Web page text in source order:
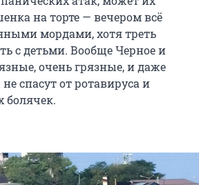
на торте — вечером всё
мордами, хотя треть
с детьми. Вообще Черное и
очень грязные, и даже
спасут от ротавируса и
болячек.